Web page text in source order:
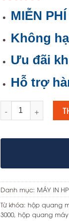
MIỄN
Không
Ưu đãi
Hỗ trợ
Số lượng
Danh mục: MÁY IN HP
Từ khóa: hộp quang
3000, hộp quang